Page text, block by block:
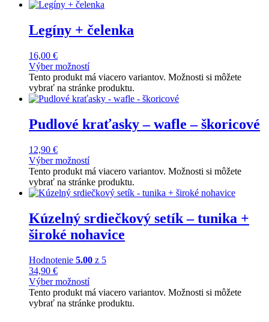
Legíny + čelenka
16,00 €
Výber možností
Tento produkt má viacero variantov. Možnosti si môžete
vybrať na stránke produktu.
Pudlové kraťasky – wafle – škoricové
12,90 €
Výber možností
Tento produkt má viacero variantov. Možnosti si môžete
vybrať na stránke produktu.
Kúzelný srdiečkový setík – tunika +
široké nohavice
Hodnotenie 5.00 z 5
34,90 €
Výber možností
Tento produkt má viacero variantov. Možnosti si môžete
vybrať na stránke produktu.